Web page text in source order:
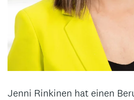
Jenni Rinkinen hat einen